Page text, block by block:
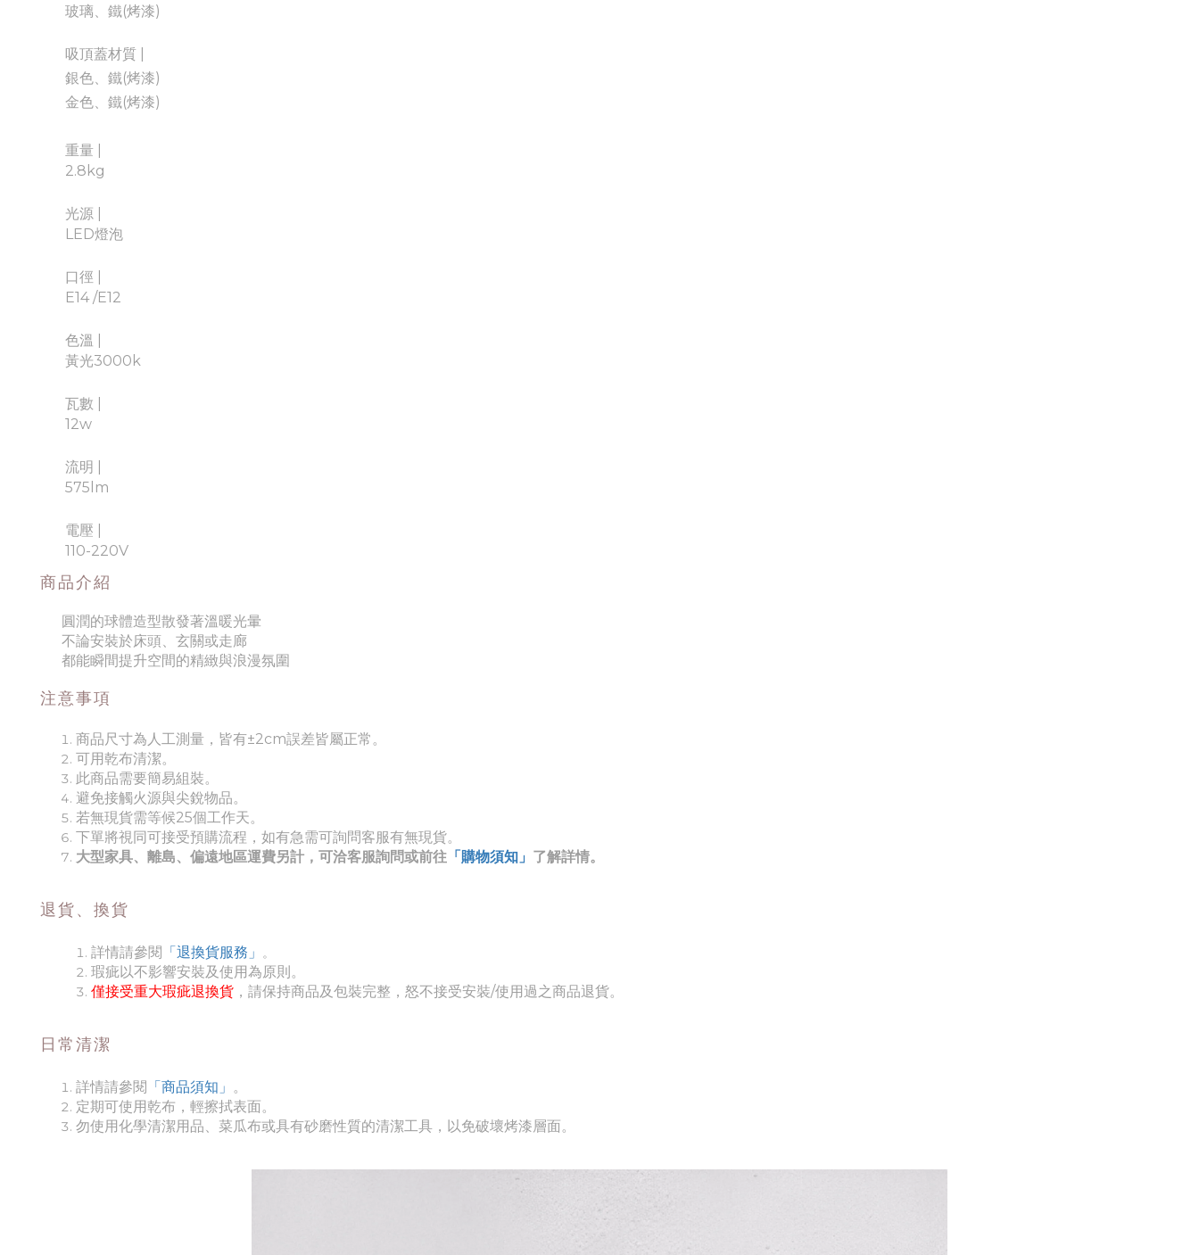
玻璃、鐵(烤漆)
吸頂蓋材質 |
銀色、鐵(烤漆)
金色、鐵(烤漆)
重量
2.8kg
光源
LED燈泡
口徑
E14 /E12
色溫
黃光3000k
瓦數
12w
流明
575lm
電壓
110-220V
商品介紹
圓潤的球體造型散發著溫暖光暈
不論安裝於床頭、玄關或走廊
都能瞬間提升空間的精緻與浪漫氛圍
注意事項
商品尺寸為人工測量，皆有±2cm誤差皆屬正常。
可用乾布清潔。
此商品需要簡易組裝。
避免接觸火源與尖銳物品。
若無現貨需等候25個工作天。
下單將視同可接受預購流程，如有急需可詢問客服有無現貨。
大型家具、離島、偏遠地區運費另計，可洽客服詢問或前往 「購物須知」 了解詳情。
退貨、換貨
詳情請參閱 「退換貨服務」 。
瑕疵以不影響安裝及使用為原則。
僅接受重大瑕疵退換貨 ，請保持商品及包裝完整，怒不接受安裝/使用過之商品退貨。
日常清潔
詳情請參閱 「商品須知 」 。
定期可使用乾布，輕擦拭表面。
勿使用化學清潔用品、菜瓜布或具有砂磨性質的清潔工具，以免破壞烤漆層面。